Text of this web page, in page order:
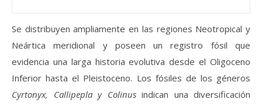
Se distribuyen ampliamente en las regiones Neotropical y
Neártica meridional y poseen un registro fósil que
evidencia una larga historia evolutiva desde el Oligoceno
Inferior hasta el Pleistoceno. Los fósiles de los géneros
Cyrtonyx, Callipepla y Colinusindican una diversificación